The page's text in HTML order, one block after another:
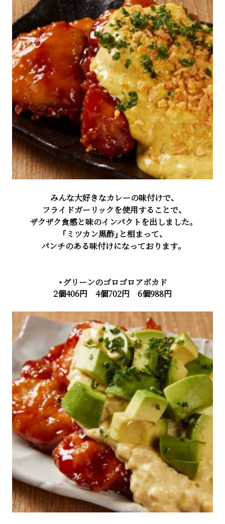
みんな大好きなカレーの味付けで、
フライドガーリックを使用することで、
ザクザク食感と味のインパクトを出しました。
「ミツカン黒酢」と相まって、
パンチのある味付けになっております。
・グリーンのゴロゴロアボカド
2個406円 4個702円 6個988円